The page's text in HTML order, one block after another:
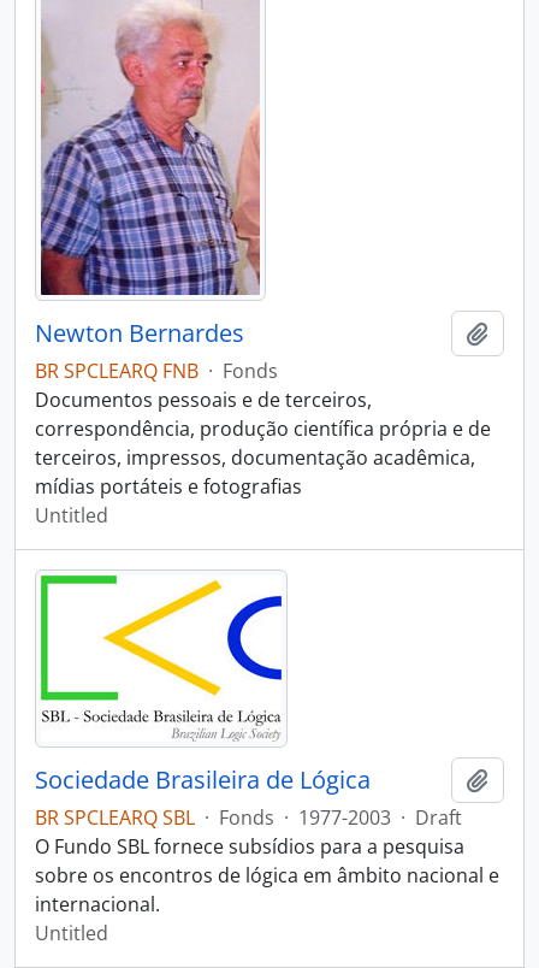
Newton Bernardes
BR SPCLEARQ FNB · Fonds
Documentos pessoais e de terceiros,
correspondência, produção científica própria e de
terceiros, impressos, documentação acadêmica,
mídias portáteis e fotografias
Untitled
Sociedade Brasileira de Lógica
BR SPCLEARQ SBL · Fonds · 1977-2003 · Draft
O Fundo SBL fornece subsídios para a pesquisa
sobre os encontros de lógica em âmbito nacional e
internacional.
Untitled